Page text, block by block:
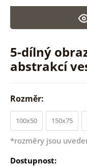
5-dílný
abstrakcí
Rozměr:
100x50 150x75
*rozměry jsou
Dostupnost: